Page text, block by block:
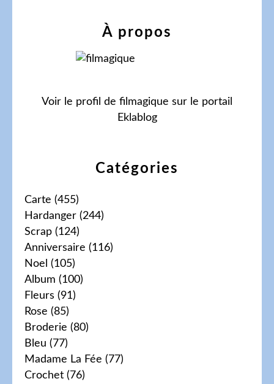
Catégories
Carte (455)
Hardanger (244)
Scrap (124)
Anniversaire (116)
Noel (105)
Album (100)
Fleurs (91)
Rose (85)
Broderie (80)
Bleu (77)
Madame La Fée (77)
Crochet (76)
À propos
Voir le profil de filmagique sur le portail
Eklablog